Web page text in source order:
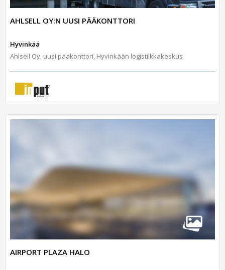
AHLSELL OY:N UUSI PÄÄKONTTORI
Hyvinkää
Ahlsell Oy, uusi pääkonttori, Hyvinkään logistiikkakeskus
AIRPORT PLAZA HALO